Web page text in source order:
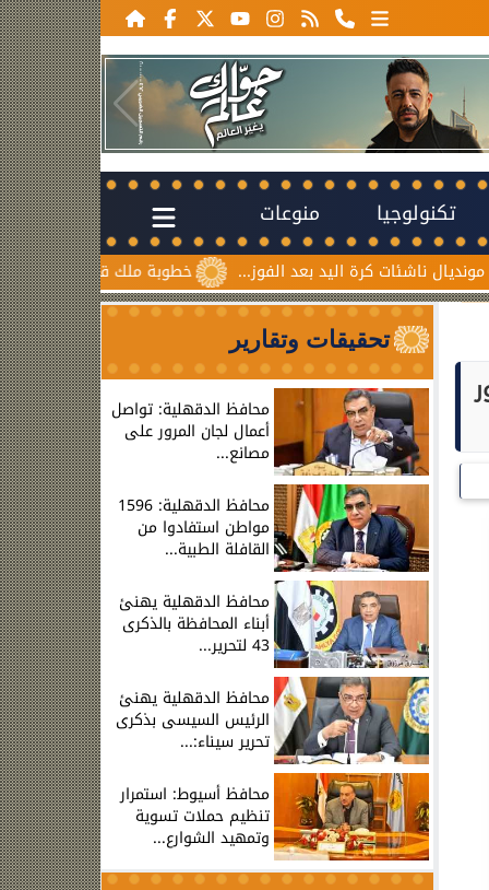
تكنولوجيا منوعات
خطوبة ملك قورة ويوسف عثمان.. كرة اليد بعد الفوز...
تحقيقات وتقارير
محافظ الدقهلية: تواصل
أعمال لجان المرور على
مصانع...
محافظ الدقهلية: 1596
مواطن استفادوا من
القافلة الطبية...
محافظ الدقهلية يهنئ
أبناء المحافظة بالذكرى
43 لتحرير...
محافظ الدقهلية يهنئ
الرئيس السيسى بذكرى
تحرير سيناء:...
محافظ أسيوط: استمرار
تنظيم حملات تسوية
وتمهيد الشوارع...